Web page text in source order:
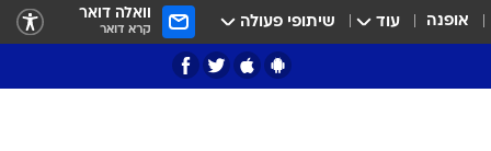
אופנה עוד שיתופי פעולה וואלה דואר
קרא דואר